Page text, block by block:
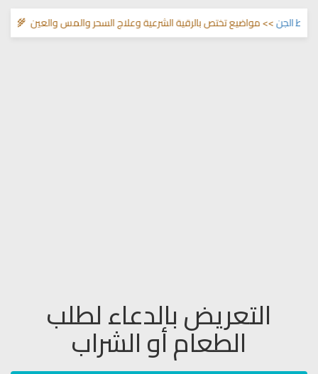
قناة الجن>> مواضيع تختص بالرقية الشرعية وعلاج السحر والمس والعين 🌾
التعريض بالدعاء لطلب
الطعام أو الشراب